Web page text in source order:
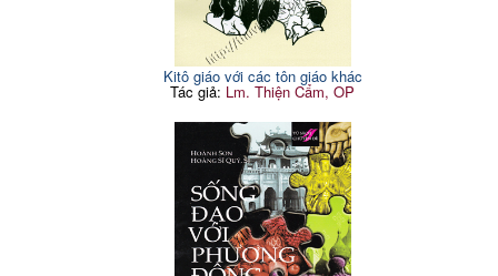
Kitô giáo với các tôn giáo khác
Tác giả: Lm. Thiện Cẩm, OP